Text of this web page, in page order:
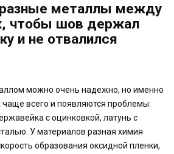
разные металлы между
чтобы шов держал
и не отвалился
можно очень надежно, но именно
чаще всего и появляются проблемы:
с оцинковкой, латунь с
У материалов разная химия
образования оксидной пленки,